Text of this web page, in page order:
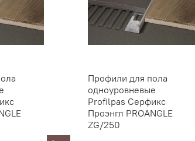
Профили для пола
одноуровневые
Profilpas Серфикс
Проэнгл PROANGLE
ZG/250